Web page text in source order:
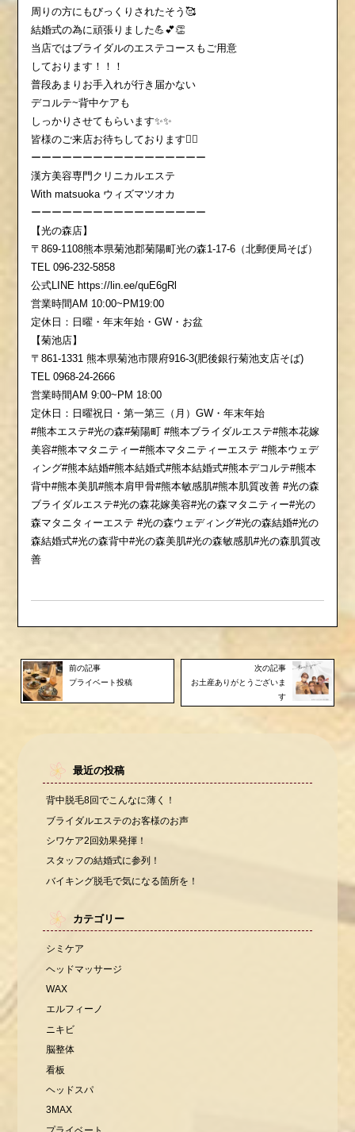
周りの方にもびっくりされたそう🥰
結婚式の為に頑張りました💪💕👏
当店ではブライダルのエステコースもご用意
しております！！！
普段あまりお手入れが行き届かない
デコルテ~背中ケアも
しっかりさせてもらいます✨✨
皆様のご来店お待ちしております💁‍♀️
ーーーーーーーーーーーーーーーーー
漢方美容専門クリニカルエステ
With matsuoka ウィズマツオカ
ーーーーーーーーーーーーーーーーー
【光の森店】
〒869-1108熊本県菊池郡菊陽町光の森1-17-6（北郵便局そば）
TEL 096-232-5858
公式LINE https://lin.ee/quE6gRl
営業時間AM 10:00~PM19:00
定休日：日曜・年末年始・GW・お盆
【菊池店】
〒861-1331 熊本県菊池市隈府916-3(肥後銀行菊池支店そば)
TEL 0968-24-2666
営業時間AM 9:00~PM 18:00
定休日：日曜祝日・第一第三（月）GW・年末年始
#熊本エステ#光の森#菊陽町 #熊本ブライダルエステ#熊本花嫁
美容#熊本マタニティー#熊本マタニティーエステ #熊本ウェデ
ィング#熊本結婚#熊本結婚式#熊本結婚式#熊本デコルテ#熊本
背中#熊本美肌#熊本肩甲骨#熊本敏感肌#熊本肌質改善 #光の森
ブライダルエステ#光の森花嫁美容#光の森マタニティー#光の
森マタニタィーエステ #光の森ウェディング#光の森結婚#光の
森結婚式#光の森背中#光の森美肌#光の森敏感肌#光の森肌質改
善
前の記事
プライベート投稿
次の記事
お土産ありがとうございま
す
最近の投稿
背中脱毛8回でこんなに薄く！
ブライダルエステのお客様のお声
シワケア2回効果発揮！
スタッフの結婚式に参列！
バイキング脱毛で気になる箇所を！
カテゴリー
シミケア
ヘッドマッサージ
WAX
エルフィーノ
ニキビ
脳整体
看板
ヘッドスパ
3MAX
プライベート